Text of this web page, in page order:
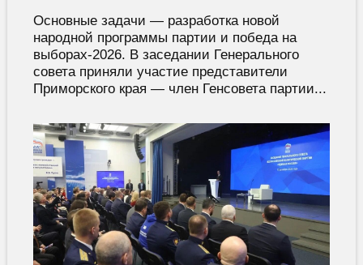
Основные задачи — разработка новой
народной программы партии и победа на
выборах-2026. В заседании Генерального
совета приняли участие представители
Приморского края — член Генсовета партии...